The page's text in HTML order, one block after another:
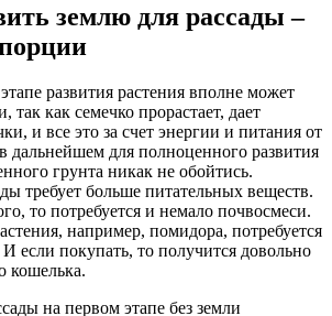
землю для рассады –
развития растения вполне может
так как семечко прорастает, дает
и все это за счет энергии и питания от
дальнейшем для полноценного развития
грунта никак не обойтись.
требует больше питательных веществ.
то потребуется и немало почвосмеси.
например, помидора, потребуется
если покупать, то получится довольно
кошелька.